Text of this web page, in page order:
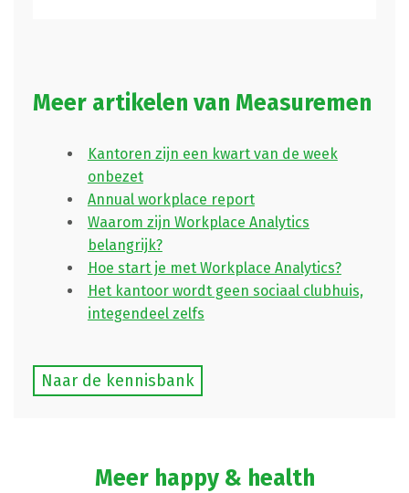
Meer artikelen van Measuremen
Kantoren zijn een kwart van de week
onbezet
Annual workplace report
Waarom zijn Workplace Analytics
belangrijk?
Hoe start je met Workplace Analytics?
Het kantoor wordt geen sociaal clubhuis,
integendeel zelfs
Naar de kennisbank
Meer happy & health